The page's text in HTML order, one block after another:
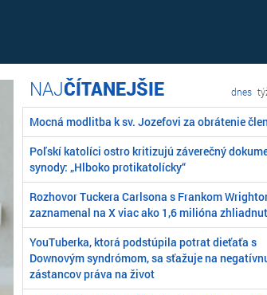
ČÍTANEJŠIE dnes
Mocná modlitba k sv. Jozefovi za obrátenie
Poľskí katolíci ostro kritizujú záverečný
synody: „Hlboko protikatolícky“
Rozhovor Tuckera Carlsona s Frankom
zaznamenal na X viac ako 1,6 milióna
YouTuberka, ktorá podstúpila potrat dieťaťa s
Downovým syndrómom, sa sťažuje na
zástancov práva na život